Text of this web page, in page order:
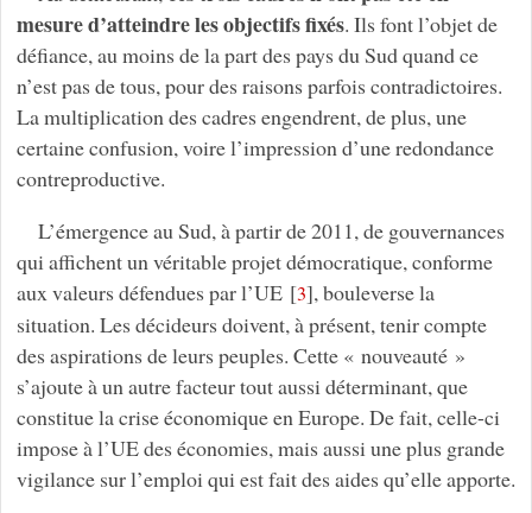
mesure d’atteindre les objectifs fixés. Ils font l’objet de
défiance, au moins de la part des pays du Sud quand ce
n’est pas de tous, pour des raisons parfois contradictoires.
La multiplication des cadres engendrent, de plus, une
certaine confusion, voire l’impression d’une redondance
contreproductive.
L’émergence au Sud, à partir de 2011, de gouvernances
qui affichent un véritable projet démocratique, conforme
aux valeurs défendues par l’UE[3], bouleverse la
situation. Les décideurs doivent, à présent, tenir compte
des aspirations de leurs peuples. Cette « nouveauté »
s’ajoute à un autre facteur tout aussi déterminant, que
constitue la crise économique en Europe. De fait, celle-ci
impose à l’UE des économies, mais aussi une plus grande
vigilance sur l’emploi qui est fait des aides qu’elle apporte.